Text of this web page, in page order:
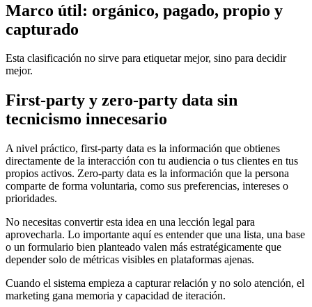
Marco útil: orgánico, pagado, propio y
capturado
Esta clasificación no sirve para etiquetar mejor, sino para decidir
mejor.
First-party y zero-party data sin
tecnicismo innecesario
A nivel práctico, first-party data es la información que obtienes
directamente de la interacción con tu audiencia o tus clientes en tus
propios activos. Zero-party data es la información que la persona
comparte de forma voluntaria, como sus preferencias, intereses o
prioridades.
No necesitas convertir esta idea en una lección legal para
aprovecharla. Lo importante aquí es entender que una lista, una base
o un formulario bien planteado valen más estratégicamente que
depender solo de métricas visibles en plataformas ajenas.
Cuando el sistema empieza a capturar relación y no solo atención, el
marketing gana memoria y capacidad de iteración.